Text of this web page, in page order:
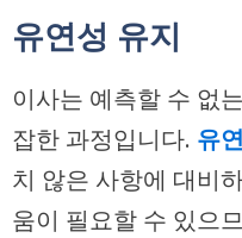
유연성 유지
이사는 예측할 수 없
잡한 과정입니다. 유
치 않은 사항에 대비
움이 필요할 수 있으